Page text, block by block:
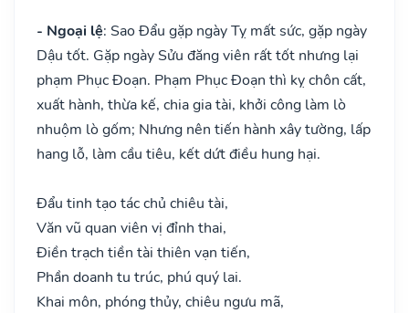
- Ngoại lệ: Sao Đẩu gặp ngày Tỵ mất sức, gặp ngày
Dậu tốt. Gặp ngày Sửu đăng viên rất tốt nhưng lại
phạm Phục Đoạn. Phạm Phục Đoạn thì kỵ chôn cất,
xuất hành, thừa kế, chia gia tài, khởi công làm lò
nhuộm lò gốm; Nhưng nên tiến hành xây tường, lấp
hang lỗ, làm cầu tiêu, kết dứt điều hung hại.
Đẩu tinh tạo tác chủ chiêu tài,
Văn vũ quan viên vị đỉnh thai,
Điền trạch tiền tài thiên vạn tiến,
Phần doanh tu trúc, phú quý lai.
Khai môn, phóng thủy, chiêu ngưu mã,